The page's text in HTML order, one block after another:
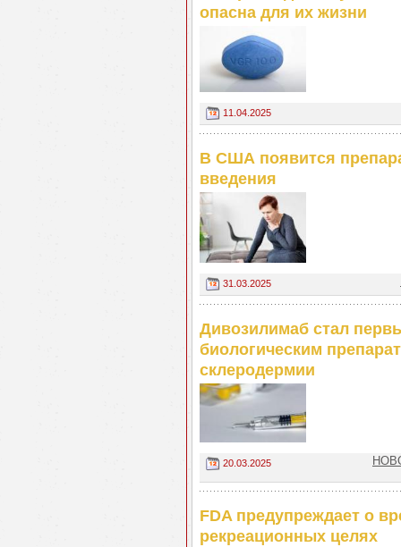
опасна для их жизни
11.04.2025
В США появится
введения
31.03.2025
Дивозилимаб стал
биологическим
склеродермии
20.03.2025
FDA предупреждает о
рекреационных целях